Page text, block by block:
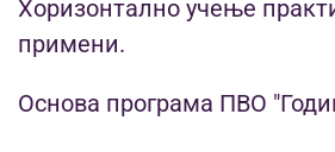
Хоризонтално учење
примени.
Основа програма ПВО